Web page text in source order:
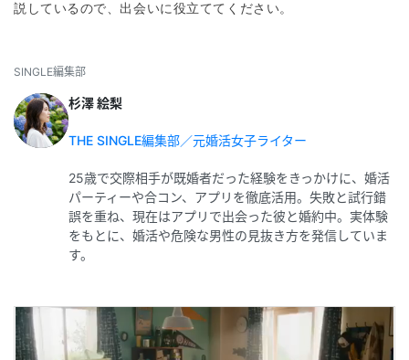
説しているので、出会いに役立ててください。
SINGLE編集部
杉澤 絵梨
THE SINGLE編集部／元婚活女子ライター
25歳で交際相手が既婚者だった経験をきっかけに、婚活
パーティーや合コン、アプリを徹底活用。失敗と試行錯
誤を重ね、現在はアプリで出会った彼と婚約中。実体験
をもとに、婚活や危険な男性の見抜き方を発信していま
す。